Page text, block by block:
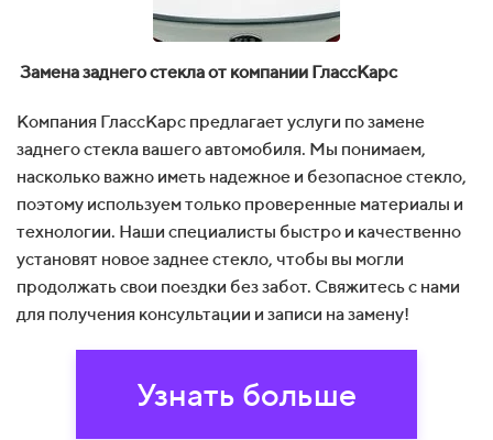
Замена заднего стекла от компании ГлассКарс
Компания ГлассКарс предлагает услуги по замене
заднего стекла вашего автомобиля. Мы понимаем,
насколько важно иметь надежное и безопасное стекло,
поэтому используем только проверенные материалы и
технологии. Наши специалисты быстро и качественно
установят новое заднее стекло, чтобы вы могли
продолжать свои поездки без забот. Свяжитесь с нами
для получения консультации и записи на замену!
Узнать больше